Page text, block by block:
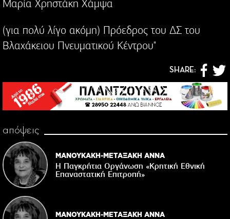
Μαρία Χρηστάκη Χάμψα
(για πολύ λίγο ακόμη) Πρόεδρος του ΔΣ του
Βλαχάκειου Πνευματικού Κέντρου"
SHARE:
απόψεις
ΜΑΝΟΥΚΑΚΗ-ΜΕΤΑΞΑΚΗ ΑΝΝΑ
Η Παγκρήτια Οργάνωση «Κρητική Εθνική
Επαναστατική Eπιτροπή»
ΜΑΝΟΥΚΑΚΗ-ΜΕΤΑΞΑΚΗ ΑΝΝΑ